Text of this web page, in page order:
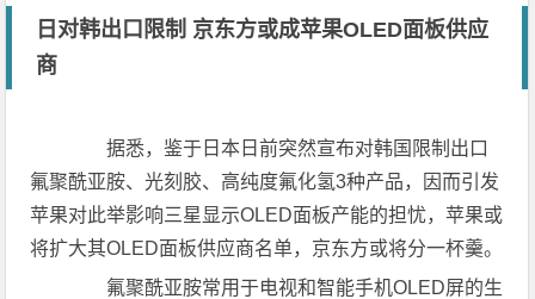
日对韩出口限制 京东方或成苹果OLED面板供应
商
据悉，鉴于日本日前突然宣布对韩国限制出口
氟聚酰亚胺、光刻胶、高纯度氟化氢3种产品，因而引发
苹果对此举影响三星显示OLED面板产能的担忧，苹果或
将扩大其OLED面板供应商名单，京东方或将分一杯羹。
氟聚酰亚胺常用于电视和智能手机OLED屏的生